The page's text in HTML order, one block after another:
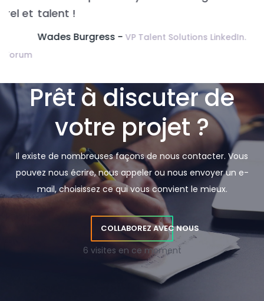
talent !
Wades Burgress -VP Talent Solutions LinkedIn.
Prêt à discuter de
votre projet ?
Il existe de nombreuses façons de nous contacter. Vous
pouvez nous écrire, nous appeler ou nous envoyer un e-
mail, choisissez ce qui vous convient le mieux.
COLLABOREZ AVEC NOUS
6 visites en ce moment